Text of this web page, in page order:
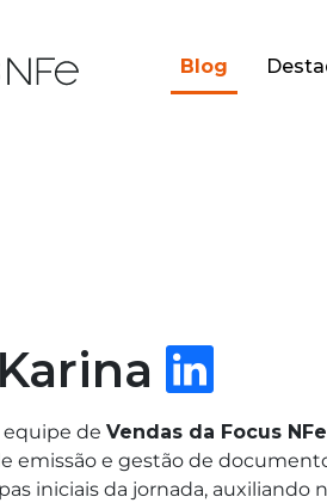
Blog
equipe de Vendas da Focus NFe
emissão e gestão de
iniciais da jornada,